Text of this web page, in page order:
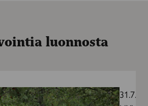
luonnosta